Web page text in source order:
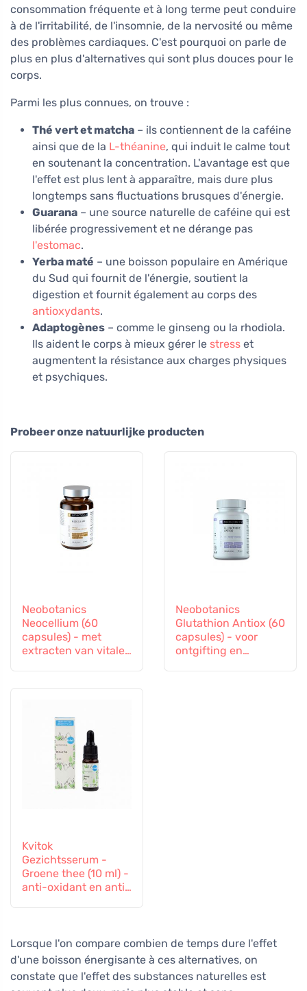
consommation fréquente et à long terme peut conduire
à de l'irritabilité, de l'insomnie, de la nervosité ou même
des problèmes cardiaques. C'est pourquoi on parle de
plus en plus d'alternatives qui sont plus douces pour le
corps.
Parmi les plus connues, on trouve :
Thé vert et matcha – ils contiennent de la caféine
ainsi que de la L-théanine, qui induit le calme tout
en soutenant la concentration. L'avantage est que
l'effet est plus lent à apparaître, mais dure plus
longtemps sans fluctuations brusques d'énergie.
Guarana – une source naturelle de caféine qui est
libérée progressivement et ne dérange pas
l'estomac.
Yerba maté – une boisson populaire en Amérique
du Sud qui fournit de l'énergie, soutient la
digestion et fournit également au corps des
antioxydants.
Adaptogènes – comme le ginseng ou la rhodiola.
Ils aident le corps à mieux gérer le stress et
augmentent la résistance aux charges physiques
et psychiques.
Probeer onze natuurlijke producten
Neobotanics
Neocellium (60
capsules) - met
extracten van vitale
Neobotanics
Glutathion Antiox (60
capsules) - voor
ontgifting en
Kvitok
Gezichtsserum -
Groene thee (10 ml) -
anti-oxidant en anti-
Lorsque l'on compare combien de temps dure l'effet
d'une boisson énergisante à ces alternatives, on
constate que l'effet des substances naturelles est